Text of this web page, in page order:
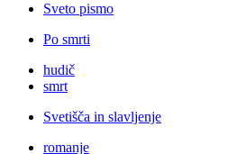
Sveto pismo
Po smrti
hudič
smrt
Svetišča in slavljenje
romanje